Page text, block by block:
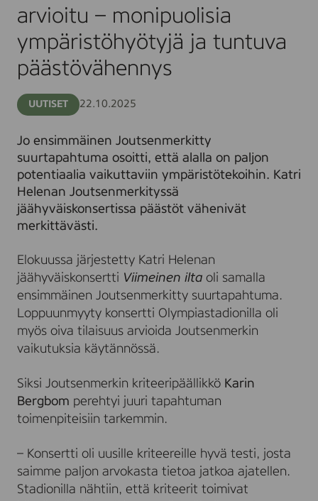
ympäristöhyötyjä
ja
tuntuva
päästövähennys
arvioitu – monipuolisia
ympäristöhyötyjä ja tuntuva
päästövähennys
UUTISET 22.10.2025
Jo ensimmäinen Joutsenmerkitty
suurtapahtuma osoitti, että alalla on paljon
potentiaalia vaikuttaviin ympäristötekoihin. Katri
Helenan Joutsenmerkityssä
jäähyväiskonsertissa päästöt vähenivät
merkittävästi.
Elokuussa järjestetty Katri Helenan
jäähyväiskonsertti Viimeinen ilta oli samalla
ensimmäinen Joutsenmerkitty suurtapahtuma.
Loppuunmyyty konsertti Olympiastadionilla oli
myös oiva tilaisuus arvioida Joutsenmerkin
vaikutuksia käytännössä.
Siksi Joutsenmerkin kriteeripäällikkö Karin
Bergbom perehtyi juuri tapahtuman
toimenpiteisiin tarkemmin.
– Konsertti oli uusille kriteereille hyvä testi, josta
saimme paljon arvokasta tietoa jatkoa ajatellen.
Stadionilla nähtiin, että kriteerit toimivat